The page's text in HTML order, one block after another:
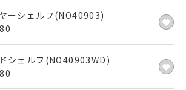
ーシェルフ(NO40903)
シェルフ(NO40903WD)